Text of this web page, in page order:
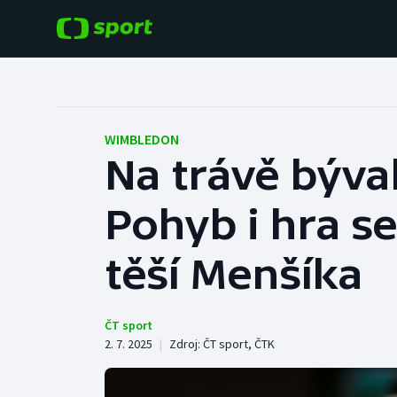
Hokej
Tenis
Atletika
Baseball a softbal
Basketbal
Biatlon
WIMBLEDON
Na trávě
Pohyb i hra
těší Menšíka
ČT sport
2. 7. 2025 | Zdroj: ČT sport, ČTK